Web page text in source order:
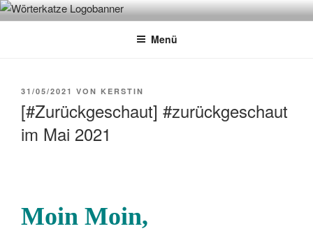
Zum
InhaltWÖRTERKATZE
Von Büchern erzählen
Menü
VERÖFFENTLICHT
31/05/2021 VON KERSTIN
[#Zurückgeschaut] #zurückgeschaut
im Mai 2021
Moin Moin,